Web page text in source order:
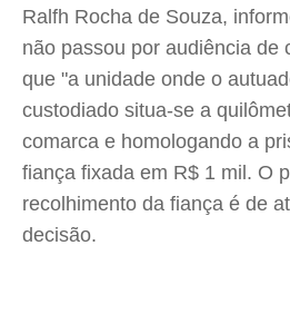
Ralfh Rocha de Souza,
não passou por audiência de
que "a unidade onde o
custodiado situa-se a
comarca e homologando a
fiança fixada em R$ 1 mil. O
recolhimento da fiança é de
decisão.